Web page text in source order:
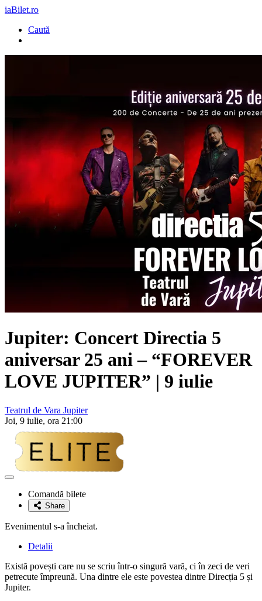
iaBilet.ro
Caută
Jupiter: Concert Directia 5
aniversar 25 ani – “FOREVER
LOVE JUPITER” | 9 iulie
Teatrul de Vara Jupiter
Joi, 9 iulie, ora 21:00
Adaugă
favoriteComandă bilete
Share
Evenimentul s-a încheiat.
Detalii
Există povești care nu se scriu într-o singură vară, ci în zeci de veri
petrecute împreună. Una dintre ele este povestea dintre Direcția 5 și
Jupiter.